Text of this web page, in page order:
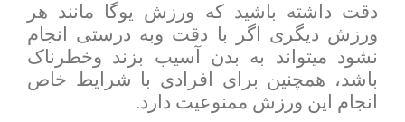
دقت داشته باشید که ورزش یوگا مانند هر
ورزش دیگری اگر با دقت وبه درستی انجام
نشود میتواند به بدن آسیب بزند وخطرناک
باشد، همچنین برای افرادی با شرایط خاص
انجام این ورزش ممنوعیت دارد.